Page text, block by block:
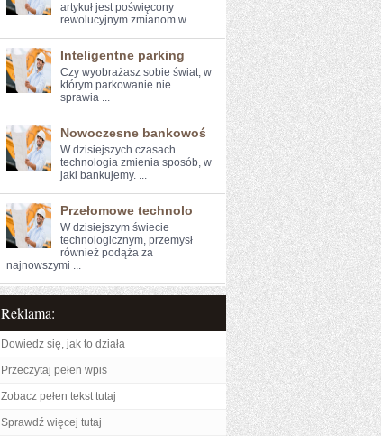
artykuł jest poświęcony
rewolucyjnym zmianom⁤ w ...
Inteligentne parking
Czy wyobrażasz sobie‍ świat, ‌w
którym ‌parkowanie nie
⁤sprawia ...
Nowoczesne bankowoś
W dzisiejszych czasach
technologia ‌zmienia sposób, w
jaki bankujemy. ...
Przełomowe technolo
W dzisiejszym świecie
technologicznym, przemysł
również podąża ​za
najnowszymi​ ...
Reklama:
Dowiedz się, jak to działa
Przeczytaj pełen wpis
Zobacz pełen tekst tutaj
Sprawdź więcej tutaj